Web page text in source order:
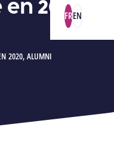
FREN
2020
2020, ALUMNI